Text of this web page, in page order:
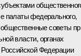
палаты федерального,
общественные советы
власти, органах
Федерации